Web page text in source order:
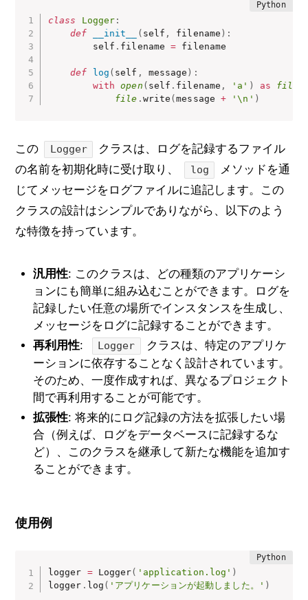
class Logger :
def
__init__ ( self , filename ) :
        self
. filename = filename
def log ( self , message ) :
with
open ( self . filename , 'a' ) as file
file . write (message + '\n' )
この Logger
クラスは、ログを記録するファイル
の名前を初期化時に受け取り、
log
メソッドを通
じてメッセージをログファイルに追記します。この
クラスの設計はシンプルでありながら、以下のよう
な特徴を持っています。
汎用性: このクラスは、どの種類のアプリケーシ
ョンにも簡単に組み込むことができます。ログを
記録したい任意の場所でインスタンスを生成し、
メッセージをログに記録することができます。
再利用性: Logger
クラスは、特定のアプリケ
ーションに依存することなく設計されています。
そのため、一度作成すれば、異なるプロジェクト
間で再利用することが可能です。
拡張性: 将来的にログ記録の方法を拡張したい場
合（例えば、ログをデータベースに記録するな
ど）、このクラスを継承して新たな機能を追加す
ることができます。
使用例
logger = Logger( 'application.log' )
logger . log ( 'アプリケーションが起動しました。' )